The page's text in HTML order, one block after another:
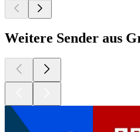
Weitere Sender aus